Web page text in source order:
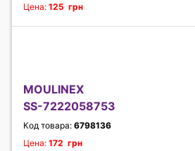
Цена: 125 грн
MOULINEX
SS-7222058753
Код товара: 6798136
Цена: 172 грн